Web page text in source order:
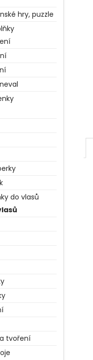
hry, puzzle
do vlasů
tvoření
JINAK